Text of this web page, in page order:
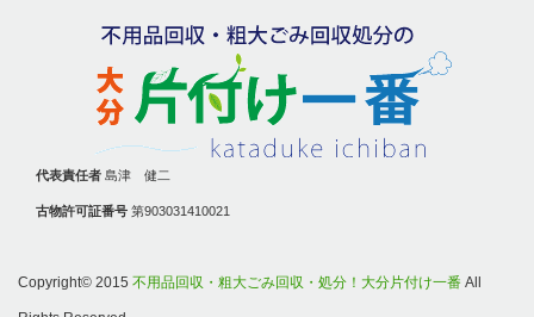
代表責任者 島津 健二
古物許可証番号 第903031410021
Copyright© 2015 不用品回収・粗大ごみ回収・処分！大分片付け一番 All